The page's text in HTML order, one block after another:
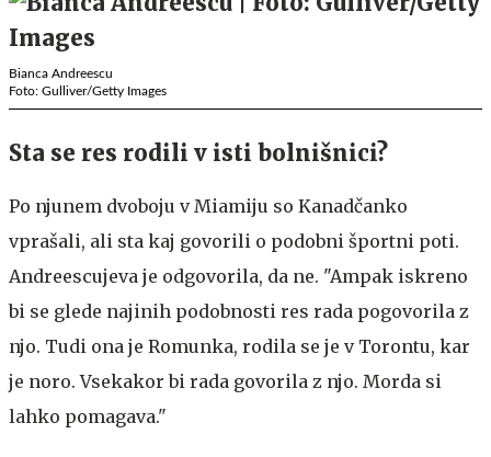
Bianca Andreescu
Foto: Gulliver/Getty Images
Sta se res rodili v isti bolnišnici?
Po njunem dvoboju v Miamiju so Kanadčanko
vprašali, ali sta kaj govorili o podobni športni poti.
Andreescujeva je odgovorila, da ne. "Ampak iskreno
bi se glede najinih podobnosti res rada pogovorila z
njo. Tudi ona je Romunka, rodila se je v Torontu, kar
je noro. Vsekakor bi rada govorila z njo. Morda si
lahko pomagava."